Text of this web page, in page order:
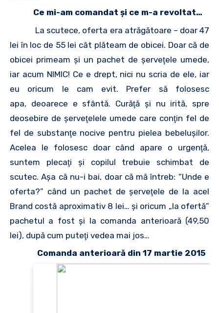
Ce mi-am comandat şi ce m-a revoltat…
La scutece, oferta era atrăgătoare – doar 47
lei în loc de 55 lei cât plăteam de obicei. Doar că de
obicei primeam şi un pachet de şerveţele umede,
iar acum NIMIC! Ce e drept, nici nu scria de ele, iar
eu oricum le cam evit. Prefer să folosesc
apa, deoarece e sfântă. Curăţă şi nu irită, spre
deosebire de şerveţelele umede care conţin fel de
fel de substanţe nocive pentru pielea bebeluşilor.
Acelea le folosesc doar când apare o urgenţă,
suntem plecaţi şi copilul trebuie schimbat de
scutec. Aşa că nu-i bai, doar că mă întreb: “Unde e
oferta?” când un pachet de şerveţele de la acel
Brand costă aproximativ 8 lei… şi oricum „la ofertă”
pachetul a fost şi la comanda anterioară (49,50
lei), după cum puteţi vedea mai jos…
Comanda anterioară din 17 martie 2015